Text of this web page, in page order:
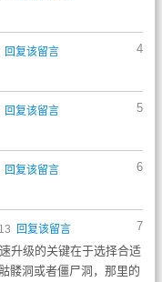
4
回复该留言
5
回复该留言
6
回复该留言
7
回复该留言
升级的关键在于选择合适
髅洞或者僵尸洞，那里的